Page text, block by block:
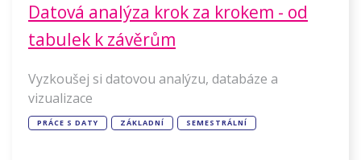
Datová analýza krok za krokem - od
tabulek k závěrům
Vyzkoušej si datovou analýzu, databáze a
vizualizace
PRÁCE S DATY ZÁKLADNÍ SEMESTRÁLNÍ